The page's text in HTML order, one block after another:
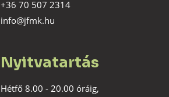
+36 70 507 2314
info@jfmk.hu
Nyitvatartás
Hétfő 8.00 - 20.00 óráig,